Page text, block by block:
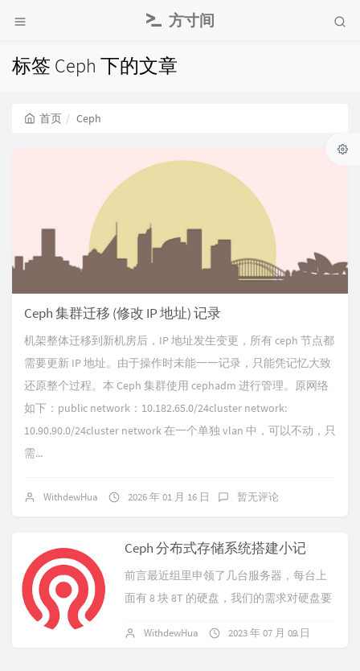
方寸间
标签 Ceph 下的文章
首页 Ceph
Ceph 集群迁移 (修改 IP 地址) 记录
机架整体迁移到新机房后，IP 地址发生变更，所有 ceph 节点都
需要更新 IP 地址。由于操作时未能一一记录，只能凭记忆大致
还原整个过程。本 Ceph 集群使用 cephadm 进行管理。原网络
如下：public network：10.182.65.0/24cluster network:
10.90.90.0/24cluster network 在一个单独 vlan 中，可以不动，只
需...
WithdewHua 2026 年 01 月 16 日 暂无评论
Ceph 分布式存储系统搭建小记
前言最近组里申领了几台服务器，每台上
面有 8 块 8T 的硬盘，我们的需求对硬盘要
免闲置了。大概想了下，可能的需求有：...
WithdewHua 2023 年 07 月 09 日